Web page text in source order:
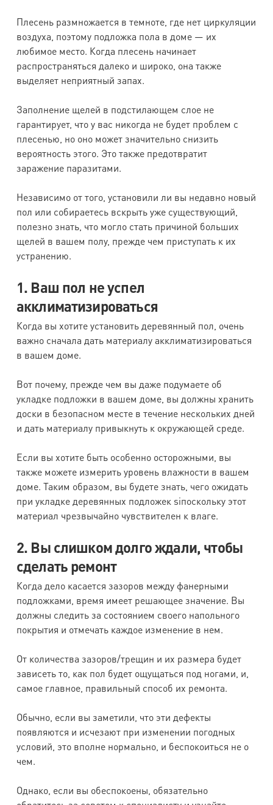
Плесень размножается в темноте, где нет циркуляции
воздуха, поэтому подложка пола в доме — их
любимое место. Когда плесень начинает
распространяться далеко и широко, она также
выделяет неприятный запах.
Заполнение щелей в подстилающем слое не
гарантирует, что у вас никогда не будет проблем с
плесенью, но оно может значительно снизить
вероятность этого. Это также предотвратит
заражение паразитами.
Независимо от того, установили ли вы недавно новый
пол или собираетесь вскрыть уже существующий,
полезно знать, что могло стать причиной больших
щелей в вашем полу, прежде чем приступать к их
устранению.
1. Ваш пол не успел
акклиматизироваться
Когда вы хотите установить деревянный пол, очень
важно сначала дать материалу акклиматизироваться
в вашем доме.
Вот почему, прежде чем вы даже подумаете об
укладке подложки в вашем доме, вы должны хранить
доски в безопасном месте в течение нескольких дней
и дать материалу привыкнуть к окружающей среде.
Если вы хотите быть особенно осторожными, вы
также можете измерить уровень влажности в вашем
доме. Таким образом, вы будете знать, чего ожидать
при укладке деревянных подложек siпоскольку этот
материал чрезвычайно чувствителен к влаге.
2. Вы слишком долго ждали, чтобы
сделать ремонт
Когда дело касается зазоров между фанерными
подложками, время имеет решающее значение. Вы
должны следить за состоянием своего напольного
покрытия и отмечать каждое изменение в нем.
От количества зазоров/трещин и их размера будет
зависеть то, как пол будет ощущаться под ногами, и,
самое главное, правильный способ их ремонта.
Обычно, если вы заметили, что эти дефекты
появляются и исчезают при изменении погодных
условий, это вполне нормально, и беспокоиться не о
чем.
Однако, если вы обеспокоены, обязательно